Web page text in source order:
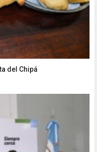
del Chipá